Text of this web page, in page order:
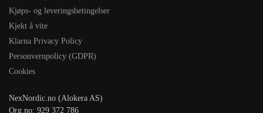
Kjøps- og leveringsbetingelser
Kjekt å vite
Klarna Privacy Policy
Personvernpolicy (GDPR)
Cookies
NexNordic.no (Alokera AS)
Org.no: 929 372 786